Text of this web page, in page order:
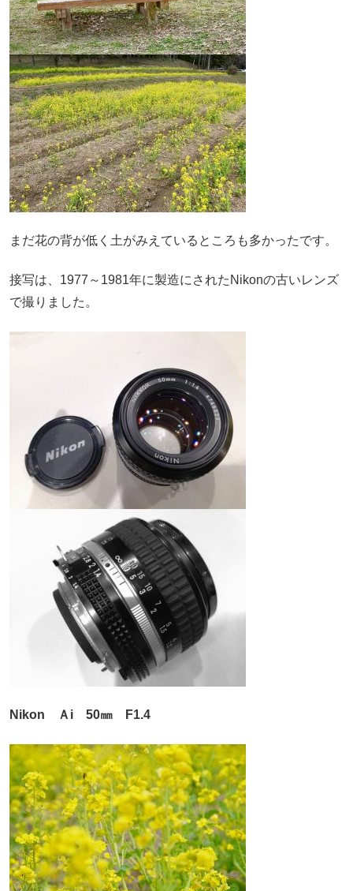
まだ花の背が低く土がみえているところも多かったです。
接写は、1977～1981年に製造にされたNikonの古いレンズ
で撮りました。
Nikon Ａi 50㎜ F1.4